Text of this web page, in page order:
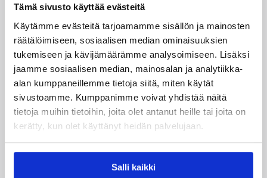
Tämä sivusto käyttää evästeitä
Käytämme evästeitä tarjoamamme sisällön ja mainosten
räätälöimiseen, sosiaalisen median ominaisuuksien
tukemiseen ja kävijämäärämme analysoimiseen. Lisäksi
jaamme sosiaalisen median, mainosalan ja analytiikka-
alan kumppaneillemme tietoja siitä, miten käytät
sivustoamme. Kumppanimme voivat yhdistää näitä
tietoja muihin tietoihin, joita olet antanut heille tai joita on
kerätty, kun olet käyttänyt heidän palvelujaan.
Salli kaikki
Pisteet: Honka 90,0 SäyRi 84,8
Levypallot: Honka 39,1 SäyRi 31,9
2p tarkkuus: Honka 52,9% SäyRi 51,7%
3p tarkkuus: Honka 35,6% SäyRi 33,6%
Menetykset: Honka 14,8 SäyRi 14,3
Vastustajan pisteet: Honka 84,4 SäyRi 89,5
Miesten cupin finaali Säynätsalon Riento – Tapiolan
Honka Lehtisaaren kuntotalolla Säynätsalossa lauantaina